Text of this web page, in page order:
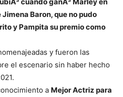
cuando ganÃ³ Marley en
Jimena Baron, que no pudo
y Pampita su premio como
y fueron las
el escenario sin haber hecho
a Mejor Actriz para